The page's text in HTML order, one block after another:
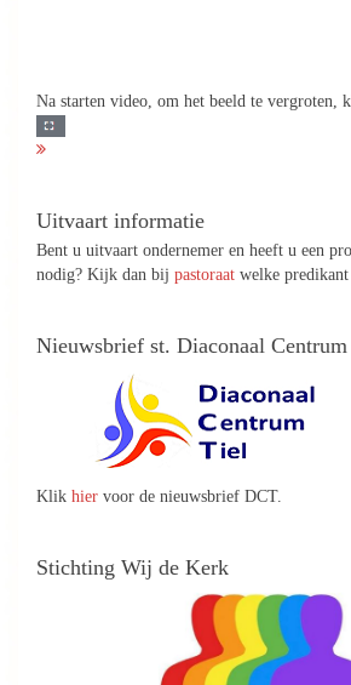
Na starten video, om het beeld te vergroten,
Uitvaart informatie
Bent u uitvaart ondernemer en heeft u een
nodig? Kijk dan bij pastoraat welke
Nieuwsbrief st. Diaconaal
Klik hier voor de nieuwsbrief DCT.
Stichting Wij de Kerk